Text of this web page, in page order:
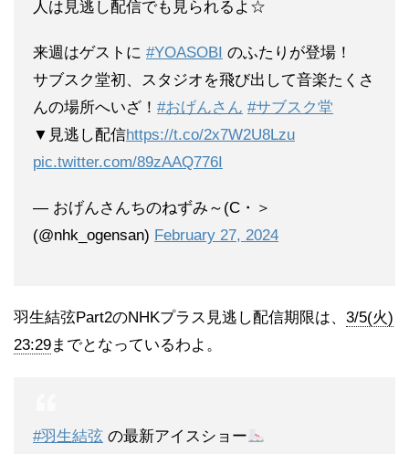
人は見逃し配信でも見られるよ☆
来週はゲストに #YOASOBI のふたりが登場！
サブスク堂初、スタジオを飛び出して音楽たくさ
んの場所へいざ！ #おげんさん #サブスク堂
▼見逃し配信https://t.co/2x7W2U8Lzu
pic.twitter.com/89zAAQ776I
— おげんさんちのねずみ～(C・＞
(@nhk_ogensan) February 27, 2024
羽生結弦Part2のNHKプラス見逃し配信期限は、 3/5(火)
23:29までとなっているわよ。
#羽生結弦 の最新アイスショー